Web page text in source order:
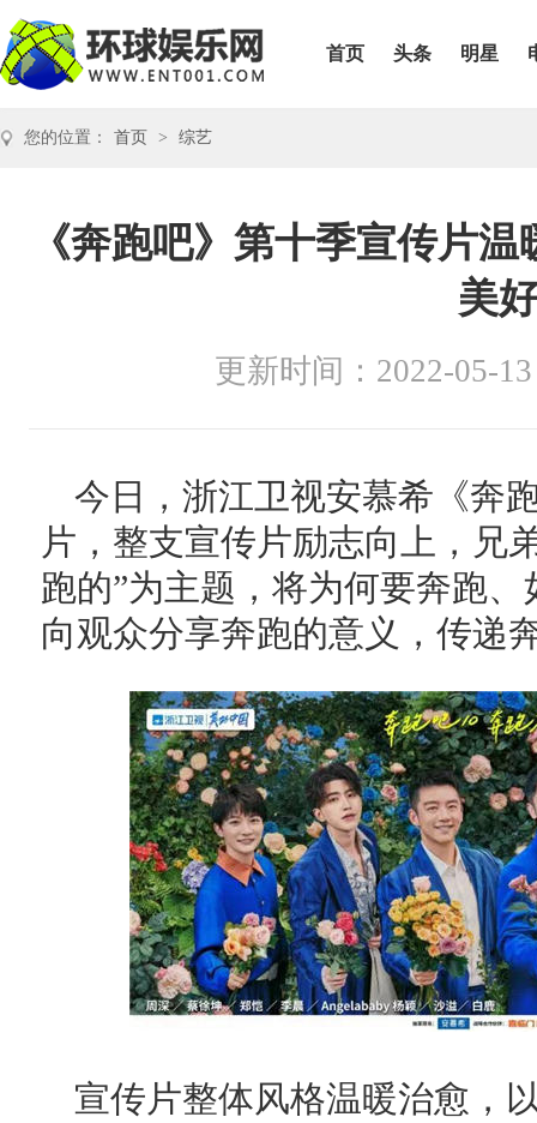
首页 头条 明星
您的位置： 首页 > 综艺
《奔跑吧》第十季宣传片
美
更新时间：2022-05-13
今日，浙江卫视安慕希《奔
片，整支宣传片励志向上，兄
跑的”为主题，将为何要奔跑
向观众分享奔跑的意义，传递
宣传片整体风格温暖治愈，